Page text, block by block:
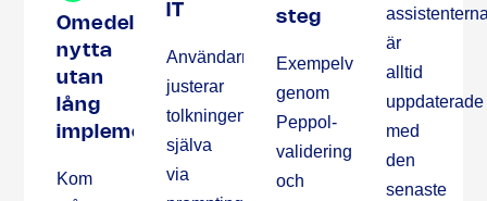
Omedelbar
nytta
utan
lång
implementationstid
Kom
IT
Användarna
justerar
tolkningen
själva
via
steg
Exempelvis
genom
Peppol-
validering
och
är
alltid
uppdaterade
med
den
senaste